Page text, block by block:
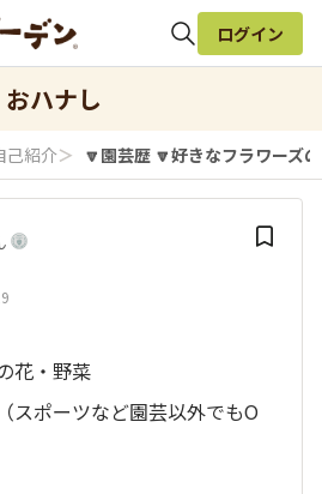
検索
ログイン
おハナし
己紹介＞ 🔽園芸歴 🔽好きなフラワーズ
花・野菜
スポーツなど園芸以外でもO